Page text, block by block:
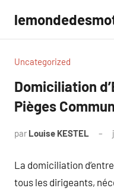
contenu
Uncategorized
Domiciliation
Pièges
par Louise KESTEL
La domiciliation
tous les dirigeants,